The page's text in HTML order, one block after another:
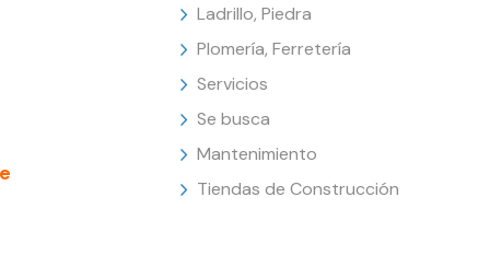
Ladrillo, Piedra
Plomería, Ferretería
Servicios
Se busca
Mantenimiento
Tiendas de Construcción